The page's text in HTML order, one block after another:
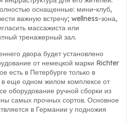
оснащенные: мини-клуб,
важную встречу; wellness-зона,
массажиста или
тренажерный зал.
двора будет установлено
от немецкой марки Richter
есть в Петербурге только в
еще одном жилом комплексе от
оборудование ручной сборки из
самых прочных сортов. Основное
в Германии у подножия